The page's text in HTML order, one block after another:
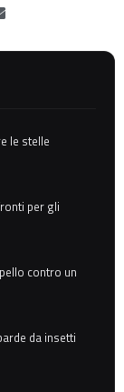
le stelle
per gli
contro un
da insetti